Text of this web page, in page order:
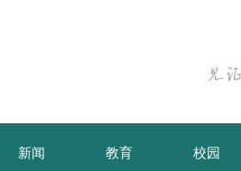
新闻 教育 校园